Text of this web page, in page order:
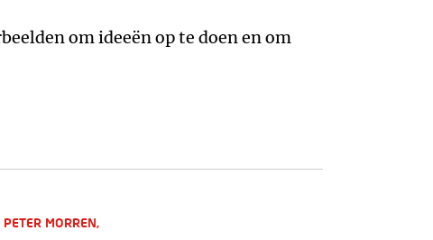
PETER MORREN,